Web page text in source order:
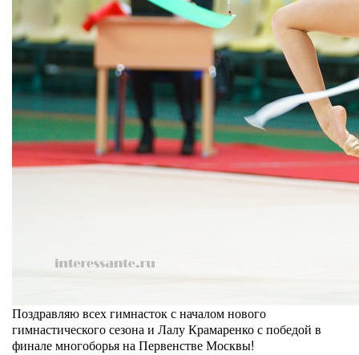
Поздравляю всех гимнасток с началом нового
гимнастического сезона и Лалу Крамаренко с победой в
финале многоборья на Первенстве Москвы!